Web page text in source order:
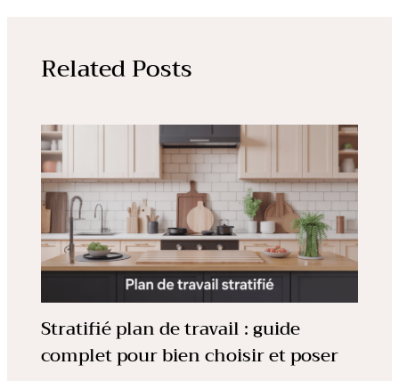
Related Posts
Stratifié plan de travail : guide
complet pour bien choisir et poser